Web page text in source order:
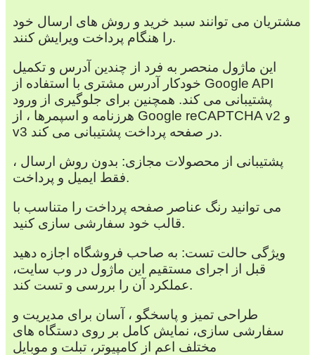
مشتریان می توانند سبد خرید و روش های ارسال خود
را هنگام پرداخت ویرایش کنند.
این ماژول منحصر به فرد از چندین آدرس و تکمیل
خودکار آدرس مشتری با استفاده از Google API
پشتیبانی می کند. همچنین برای جلوگیری از ورود
هرزنامه و اسپمرها ، از Google reCAPTCHA v2 و
v3 در صفحه پرداخت پشتیبانی می کند.
پشتیبانی از محصولات مجازی: بدون روش ارسال ،
فقط ایمیل و پرداخت.
می توانید رنگ عناصر صفحه پرداخت را متناسب با
قالب خود سفارشی سازی کنید.
ویژگی حالت تست: به صاحب فروشگاه اجازه دهید
قبل از اجرای مستقیم این ماژول در وب سایت،
عملکرد آن را بررسی و تست کند.
طراحی تمیز و پاسخگو ، آسان برای مدیریت و
سفارشی سازی، نمایش کامل بر روی دستگاه های
مختلف اعم از کامپیوتر، تبلت و موبایل